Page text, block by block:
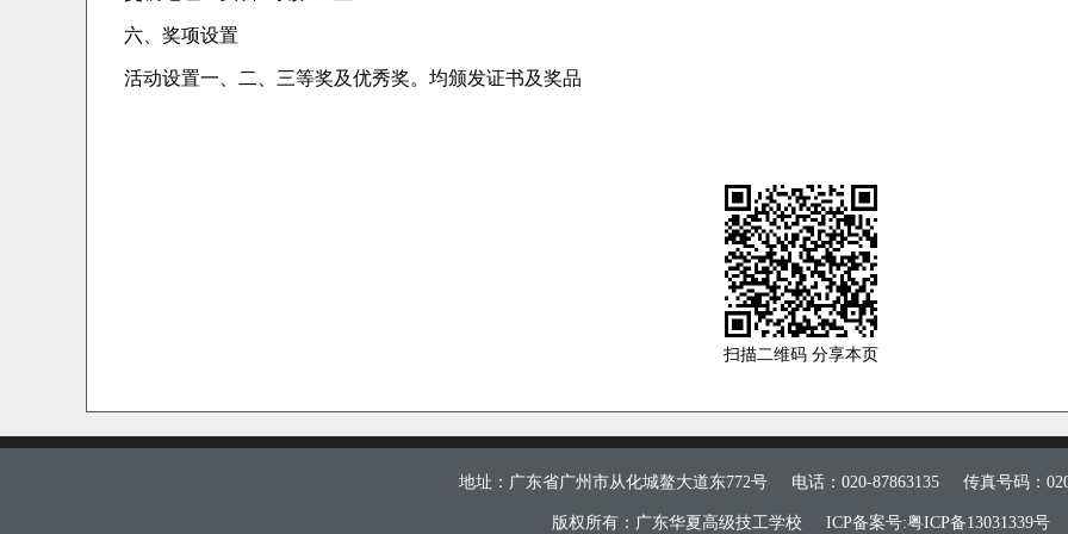
六、奖项设置
活动设置一、二、三等奖及优秀奖。均颁发证书及奖品
扫描二维码 分享本页
地址：广东省广州市从化城鳌大道东772号 电话：020-87863135 传真号码：
版权所有：广东华夏高级技工学校 ICP备案号:粤ICP备13031339号